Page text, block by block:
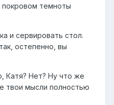
покровом темноты
и сервировать стол.
остепенно, вы
Катя? Нет? Ну что же
твои мысли полностью